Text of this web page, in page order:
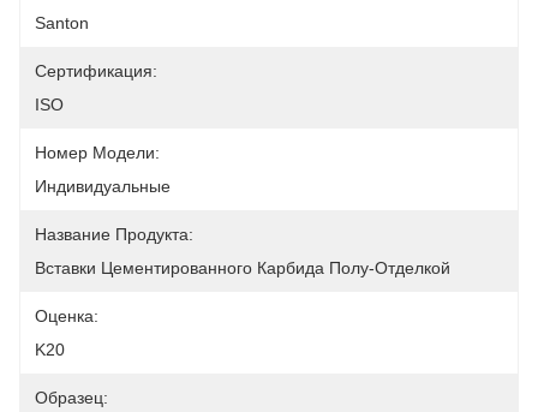
Santon
Сертификация:
ISO
Номер Модели:
Индивидуальные
Название Продукта:
Вставки Цементированного Карбида Полу-Отделкой
Оценка:
K20
Образец: